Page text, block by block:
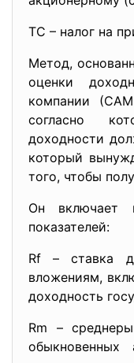
TC – налог на
Метод,
оценки
компании
согласно
доходности
который
того, чтобы
Он включает
показателей:
Rf – ставка
вложениям,
доходность
Rm –
обыкновенных